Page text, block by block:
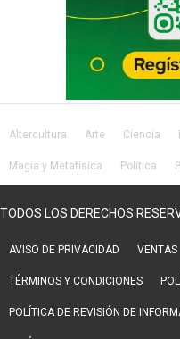
Altercultura Arte Ciencia
Magia y Metafísica Política
TODOS LOS DERECHOS
AVISO DE PRIVACIDAD VENTAS
TÉRMINOS Y CONDICIONES
POLÍTICA DE REVISIÓN DE